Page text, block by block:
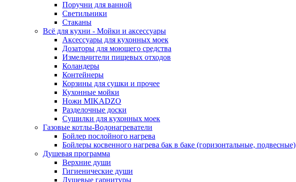
Поручни для ванной
Светильники
Стаканы
Всё для кухни - Мойки и аксессуары
Аксессуары для кухонных моек
Дозаторы для моющего средства
Измельчители пищевых отходов
Коландеры
Контейнеры
Корзины для сушки и прочее
Кухонные мойки
Ножи MIKADZO
Разделочные доски
Сушилки для кухонных моек
Газовые котлы-Водонагреватели
Бойлер послойного нагрева
Бойлеры косвенного нагрева бак в баке (горизонтальные, подвесные)
Душевая программа
Верхние души
Гигиенические души
Душевые гарнитуры